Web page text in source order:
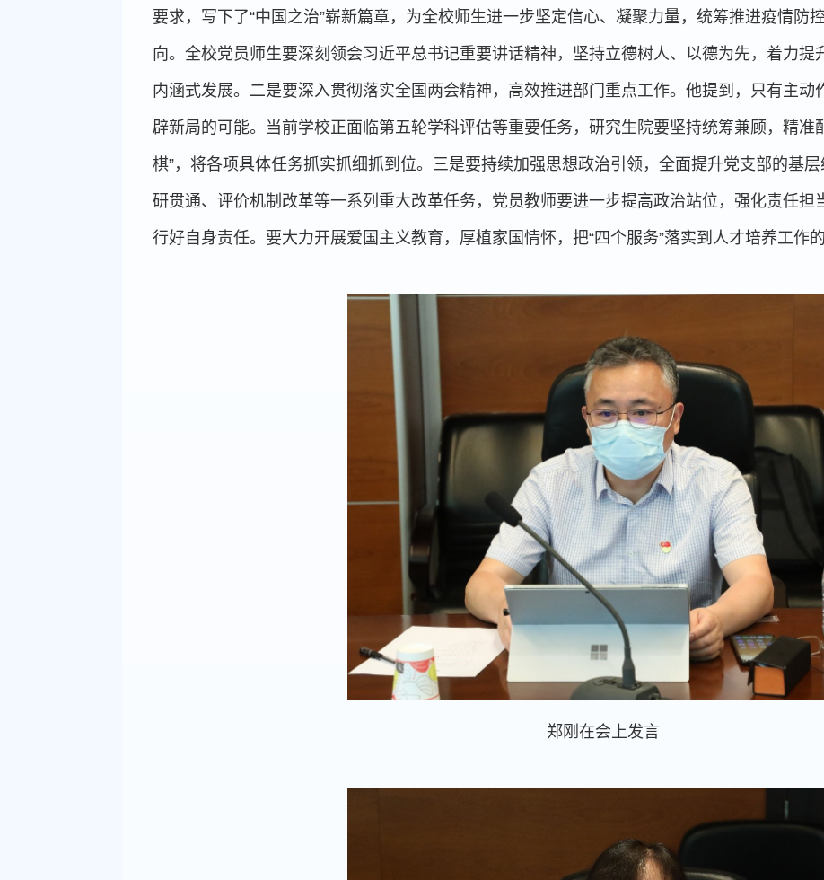
要求，写下了“中国之治”崭新篇章，为全校师生进一步坚定信心、凝聚力量，统筹推进疫情防
向。全校党员师生要深刻领会习近平总书记重要讲话精神，坚持立德树人、以德为先，着力提
内涵式发展。二是要深入贯彻落实全国两会精神，高效推进部门重点工作。他提到，只有主动
辟新局的可能。当前学校正面临第五轮学科评估等重要任务，研究生院要坚持统筹兼顾，精准
棋”，将各项具体任务抓实抓细抓到位。三是要持续加强思想政治引领，全面提升党支部的基
研贯通、评价机制改革等一系列重大改革任务，党员教师要进一步提高政治站位，强化责任担
行好自身责任。要大力开展爱国主义教育，厚植家国情怀，把“四个服务”落实到人才培养工作的
郑刚在会上发言